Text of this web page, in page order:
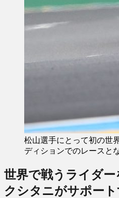
松山選手にとって初の世
ディションでのレースと
世界で戦うライダー
クシタニがサポー